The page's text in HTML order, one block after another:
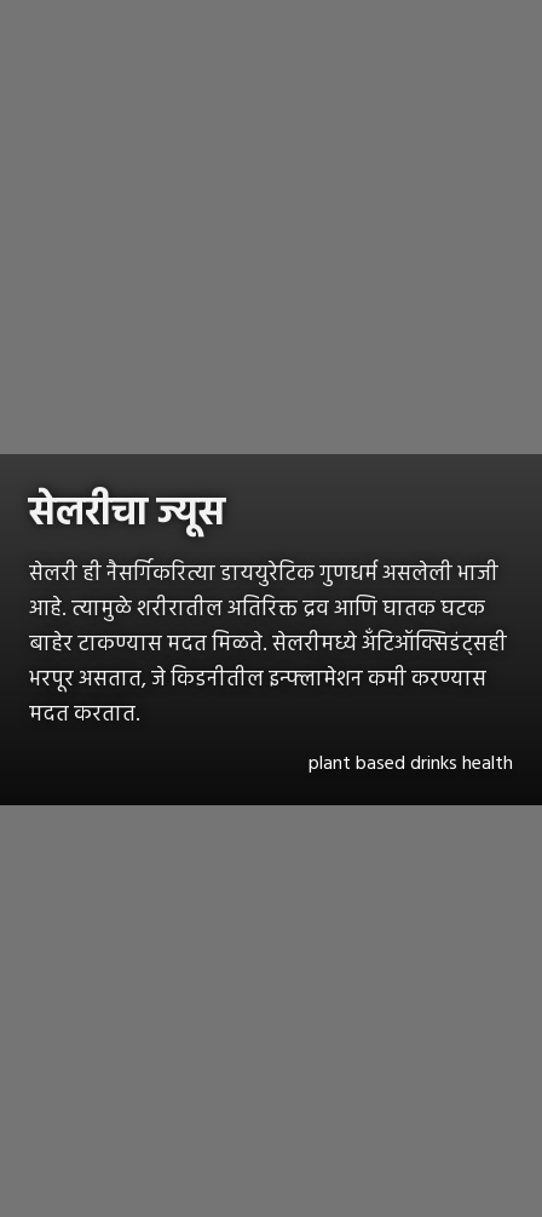
सेलरीचा ज्यूस
सेलरी ही नैसर्गिकरित्या डाययुरेटिक गुणधर्म असलेली भाजी
आहे. त्यामुळे शरीरातील अतिरिक्त द्रव आणि घातक घटक
बाहेर टाकण्यास मदत मिळते. सेलरीमध्ये अँटिऑक्सिडंट्सही
भरपूर असतात, जे किडनीतील इन्फ्लामेशन कमी करण्यास
मदत करतात.
plant based drinks health